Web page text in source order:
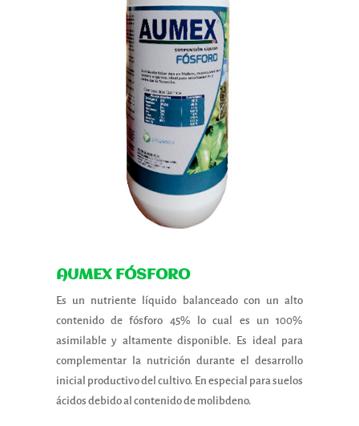
AUMEX FÓSFORO
Es un nutriente líquido balanceado con un alto
contenido de fósforo 45% lo cual es un 100%
asimilable y altamente disponible. Es ideal para
complementar la nutrición durante el desarrollo
inicial productivo del cultivo. En especial para suelos
ácidos debido al contenido de molibdeno.